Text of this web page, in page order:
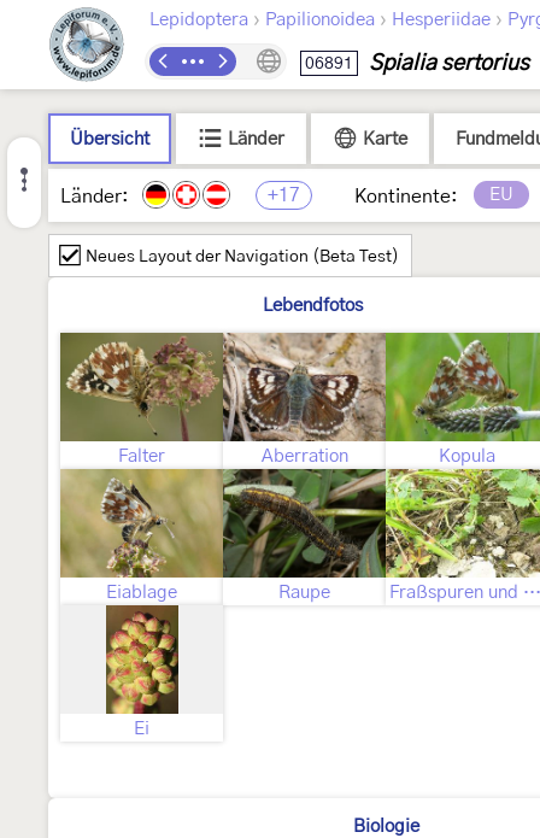
Lepidoptera › Papilionoidea › Hesperiidae ›
06891 Spialia sertorius
Übersicht Länder Karte
Länder: +17 Kontinente: EU
Neues Layout der Navigation (Beta Test)
Lebendfotos
Falter Aberration Kopula
Eiablage Raupe Fraßspuren und Befallsbild
Ei
Biologie